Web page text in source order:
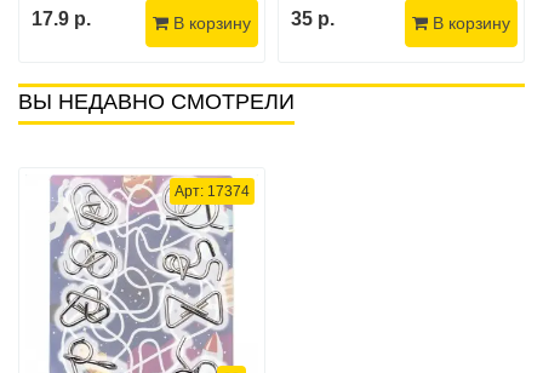
17.9 р. В корзину 35 р. В корзину
ВЫ НЕДАВНО СМОТРЕЛИ
Арт: 17374